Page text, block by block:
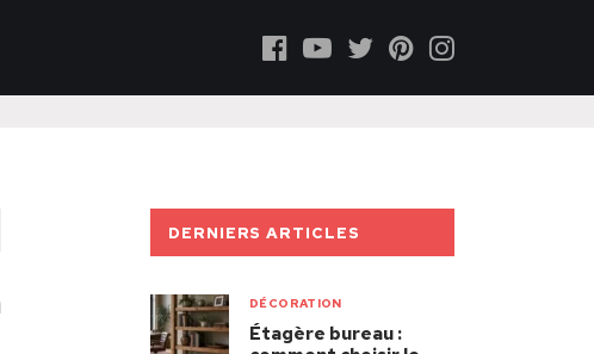
DERNIERS ARTICLES
DÉCORATION
Étagère bureau :